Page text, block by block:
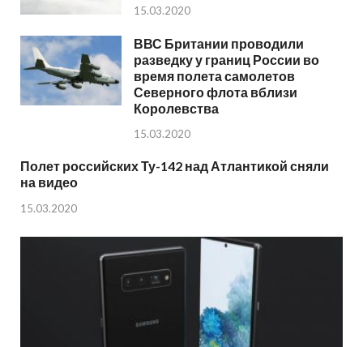
15.03.2020
ВВС Британии проводили
разведку у границ России во
время полета самолетов
Северного флота вблизи
Королевства
15.03.2020
Полет российских Ту-142 над Атлантикой сняли
на видео
15.03.2020